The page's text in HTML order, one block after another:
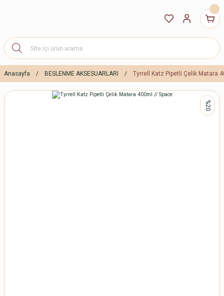
Anasayfa BESLENME AKSESUARLARI Tyrrell Katz Pipetli Çelik Matara
%20